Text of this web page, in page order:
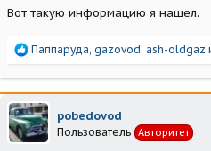
Вот такую информацию я нашел.
Р
а
к
ц
и
и
Паппаруда, gazovod, ash-oldgaz
pobedovod
Пользователь Авторитет